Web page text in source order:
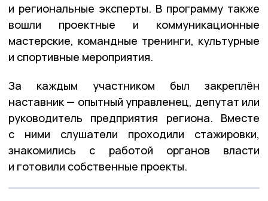
и региональные эксперты. В программу также
вошли проектные и коммуникационные
мастерские, командные тренинги, культурные
и спортивные мероприятия.
За каждым участником был закреплён
наставник — опытный управленец, депутат или
руководитель предприятия региона. Вместе
с ними слушатели проходили стажировки,
знакомились с работой органов власти
и готовили собственные проекты.